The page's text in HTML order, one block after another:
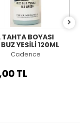
TAHTA BOYASI
YEŞİLİ 120ML
Cadence
TL